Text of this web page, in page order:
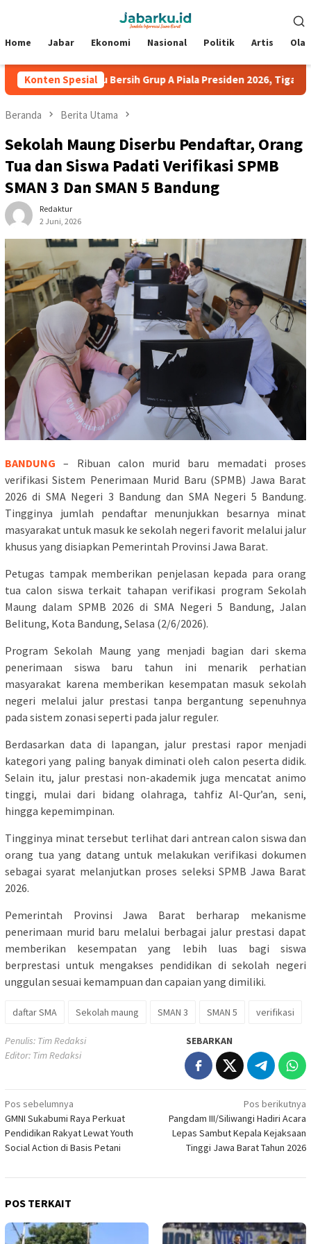
Mobile
Home Jabar Ekonomi Nasional Politik Artis
Konten Spesial
PERSIB Sapu Bersih Grup A Piala Presiden 2026, Tiga Laga
Beranda Berita Utama
Sekolah Maung Diserbu Pendaftar, Orang
Tua dan Siswa Padati Verifikasi SPMB
SMAN 3 Dan SMAN 5 Bandung
Redaktur
2 Juni, 2026
BANDUNG – Ribuan calon murid baru memadati proses
verifikasi Sistem Penerimaan Murid Baru (SPMB) Jawa Barat
2026 di SMA Negeri 3 Bandung dan SMA Negeri 5 Bandung.
Tingginya jumlah pendaftar menunjukkan besarnya minat
masyarakat untuk masuk ke sekolah negeri favorit melalui jalur
khusus yang disiapkan Pemerintah Provinsi Jawa Barat.
Petugas tampak memberikan penjelasan kepada para orang
tua calon siswa terkait tahapan verifikasi program Sekolah
Maung dalam SPMB 2026 di SMA Negeri 5 Bandung, Jalan
Belitung, Kota Bandung, Selasa (2/6/2026).
Program Sekolah Maung yang menjadi bagian dari skema
penerimaan siswa baru tahun ini menarik perhatian
masyarakat karena memberikan kesempatan masuk sekolah
negeri melalui jalur prestasi tanpa bergantung sepenuhnya
pada sistem zonasi seperti pada jalur reguler.
Berdasarkan data di lapangan, jalur prestasi rapor menjadi
kategori yang paling banyak diminati oleh calon peserta didik.
Selain itu, jalur prestasi non-akademik juga mencatat animo
tinggi, mulai dari bidang olahraga, tahfiz Al-Qur’an, seni,
hingga kepemimpinan.
Tingginya minat tersebut terlihat dari antrean calon siswa dan
orang tua yang datang untuk melakukan verifikasi dokumen
sebagai syarat melanjutkan proses seleksi SPMB Jawa Barat
2026.
Pemerintah Provinsi Jawa Barat berharap mekanisme
penerimaan murid baru melalui berbagai jalur prestasi dapat
memberikan kesempatan yang lebih luas bagi siswa
berprestasi untuk mengakses pendidikan di sekolah negeri
unggulan sesuai kemampuan dan capaian yang dimiliki.
daftar SMA Sekolah maung SMAN 3 SMAN 5 verifikasi
Penulis: Tim Redaksi
Editor: Tim Redaksi
SEBARKAN
Navigasi
pos
Pos sebelumnya
GMNI Sukabumi Raya Perkuat
Pendidikan Rakyat Lewat Youth
Social Action di Basis Petani
Pos berikutnya
Pangdam III/Siliwangi Hadiri Acara
Lepas Sambut Kepala Kejaksaan
Tinggi Jawa Barat Tahun 2026
POS TERKAIT